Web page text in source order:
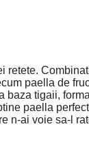
retete.
paella de
tigaii,
paella
n-ai voie sa-l